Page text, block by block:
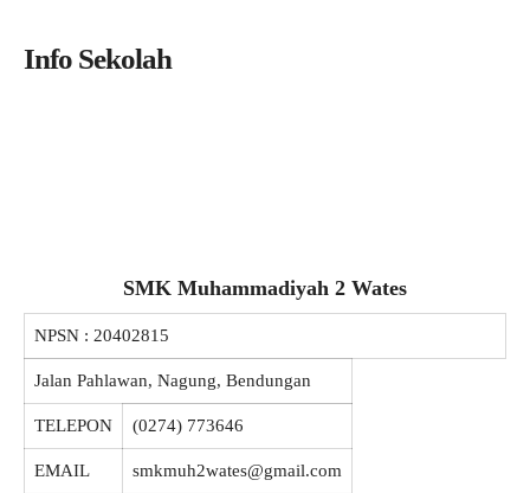
Info Sekolah
SMK Muhammadiyah 2 Wates
NPSN : 20402815
Jalan Pahlawan, Nagung, Bendungan
TELEPON (0274) 773646
EMAIL smkmuh2wates@gmail.com